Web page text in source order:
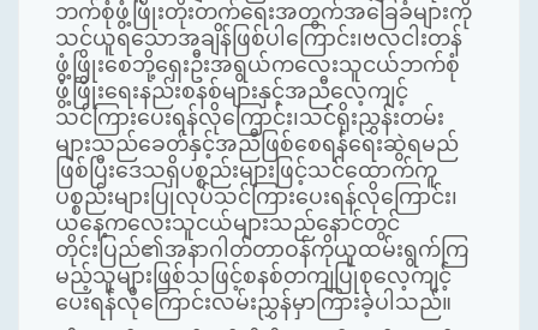
ဘက်စုံဖွံ့ဖြိုးတိုးတက်ရေးအတွက်အခြေခံများကို
သင်ယူရသောအချိန်ဖြစ်ပါကြောင်း၊ဗလငါးတန်
ဖွံ့ဖြိုးစေဘို့ရှေးဦးအရွယ်ကလေးသူငယ်ဘက်စုံ
ဖွံ့ဖြိုးရေးနည်းစနစ်များနှင့်အညီလေ့ကျင့်
သင်ကြားပေးရန်လိုကြောင်း၊သင်ရိုးညွှန်းတမ်း
များသည်ခေတ်နှင့်အညီဖြစ်စေရန်ရေးဆွဲရမည်
ဖြစ်ပြီးဒေသရှိပစ္စည်းများဖြင့်သင်ထောက်ကူ
ပစ္စည်းများပြုလုပ်သင်ကြားပေးရန်လိုကြောင်း၊
ယနေ့ကလေးသူငယ်များသည်နောင်တွင်
တိုင်းပြည်၏အနာဂါတ်တာဝန်ကိုယူထမ်းရွက်ကြ
မည့်သူများဖြစ်သဖြင့်စနစ်တကျပြုစုလေ့ကျင့်
ပေးရန်လိုကြောင်းလမ်းညွှန်မှာကြားခဲ့ပါသည်။